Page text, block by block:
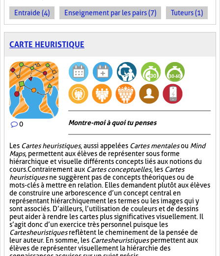
Entraide (4) Enseignement par les pairs (7) Tuteurs (1)
CARTE HEURISTIQUE
0 Montre-moi à quoi tu penses
Les Cartes heuristiques, aussi appelées Cartes mentalesou Mind
Maps, permettent aux élèves de représenter sous forme
hiérarchique et visuelle différents concepts liés aux notions du
cours. Contrairement aux Cartes conceptuelles, les Cartes
heuristiquesne suggèrent pas de concepts théoriques ou de
mots-clés à mettre en relation. Elles demandent plutôt aux élèves
de construire une arborescence d’un concept central en
représentant hiérarchiquement les termes ou les images qui y
sont associés. D’ailleurs, l’utilisation de couleurs et de dessins
peut aider à rendre les cartes plus significatives visuellement. Il
s’agit donc d’un exercice très personnel puisque les
Cartes heuristiquesreflètent le cheminement de la pensée de
leur auteur. En somme, les Cartes heuristiquespermettent aux
élèves de représenter visuellement la hiérarchie des